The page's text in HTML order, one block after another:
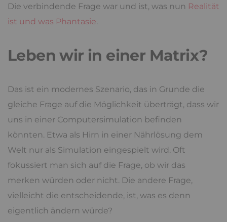
Die verbindende Frage war und ist, was nun Realität
ist und was Phantasie.
Leben wir in einer Matrix?
Das ist ein modernes Szenario, das in Grunde die
gleiche Frage auf die Möglichkeit überträgt, dass wir
uns in einer Computersimulation befinden
könnten. Etwa als Hirn in einer Nährlösung dem
Welt nur als Simulation eingespielt wird. Oft
fokussiert man sich auf die Frage, ob wir das
merken würden oder nicht. Die andere Frage,
vielleicht die entscheidende, ist, was es denn
eigentlich ändern würde?